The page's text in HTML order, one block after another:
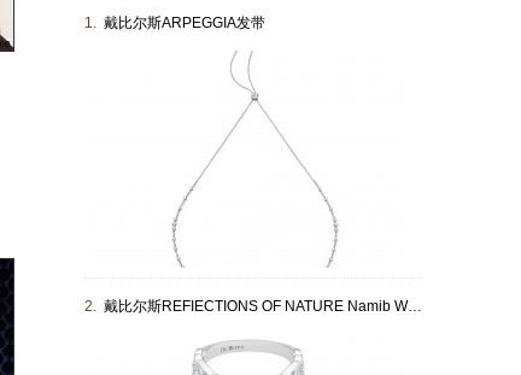
1. 戴比尔斯ARPEGGIA发带
2. 戴比尔斯REFIECTIONS OF NATURE Namib Wonder R103150